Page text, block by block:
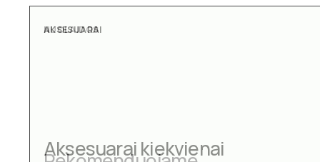
AKSESUARAI
Aksesuarai kiekvienai